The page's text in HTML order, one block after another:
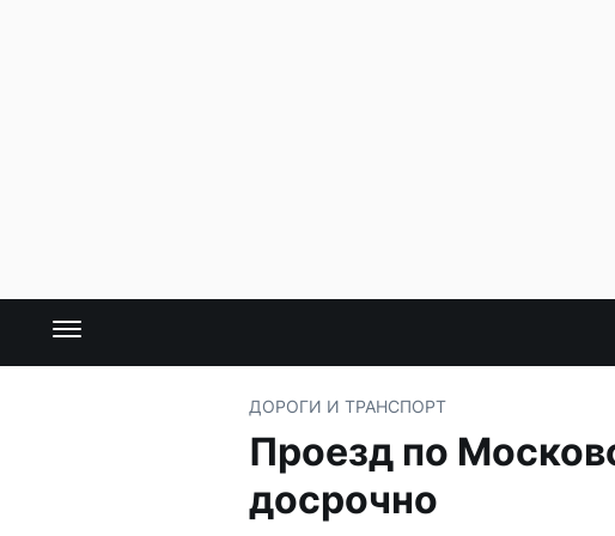
ДОРОГИ И ТРАНСПОРТ
Проезд по
досрочно